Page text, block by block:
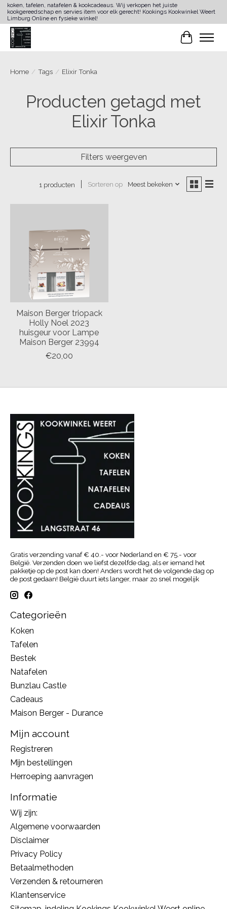
koken, tafelen, natafelen & kookcadeaus. Wij verkopen het juiste
kookgereedschap en servies item voor elk gerecht! Kookings Kookwinkel Weert
Limburg Online en fysieke winkel!
Home / Tags / Elixir Tonka
Producten getagd met
Elixir Tonka
Filters weergeven
1 producten Sorteren op Meest bekeken
Maison Berger triopack
Holly Noel 2023
huisgeur voor Lampe
Maison Berger 23994
€20,00
Gratis verzending vanaf € 40.- voor Nederland en € 75.- voor
België. Verzenden doen we liefst dezelfde dag, als er iemand het
pakketje op de post kan doen! Anders wordt het de volgende dag op
de post gedaan! België duurt iets langer, maar zo snel mogelijk
Categorieën
Koken
Tafelen
Bestek
Natafelen
Bunzlau Castle
Cadeaus
Maison Berger - Durance
Mijn account
Registreren
Mijn bestellingen
Herroeping aanvragen
Informatie
Wij zijn:
Algemene voorwaarden
Disclaimer
Privacy Policy
Betaalmethoden
Verzenden & retourneren
Klantenservice